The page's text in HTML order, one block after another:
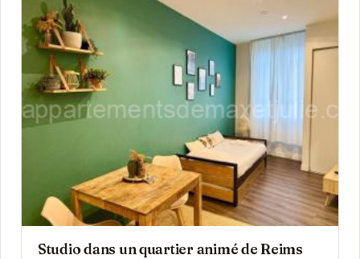
Studio dans un quartier animé de Reims